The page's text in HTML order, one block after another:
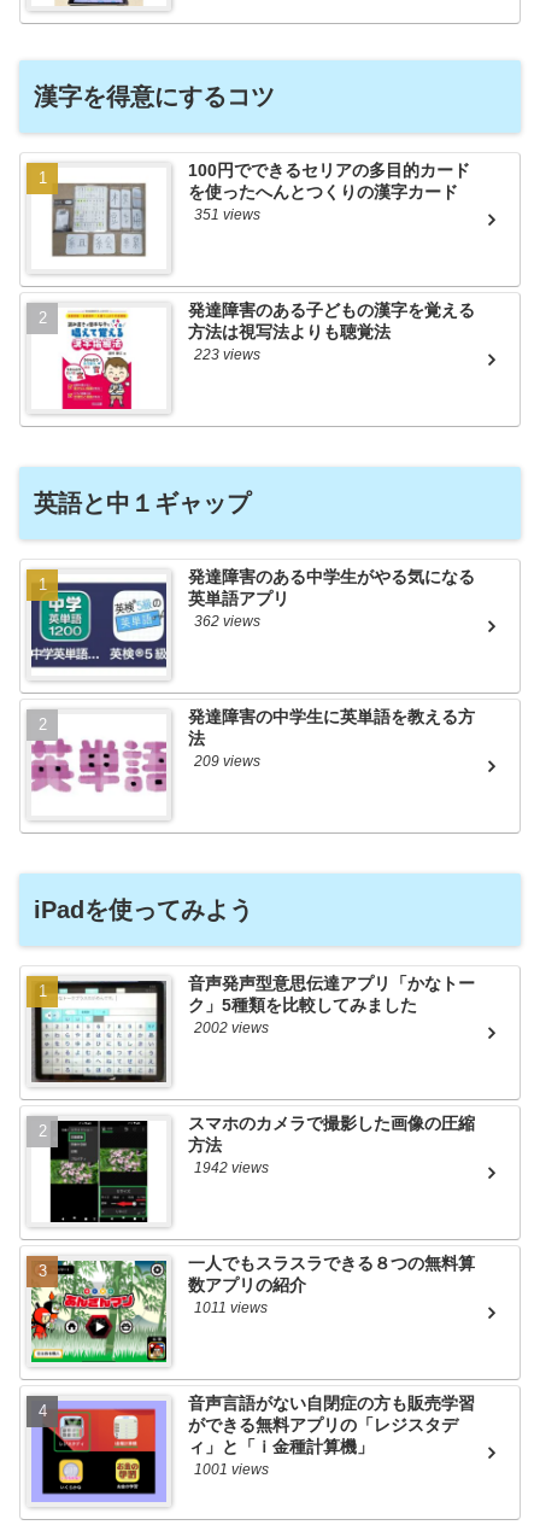
漢字を得意にするコツ
100円でできるセリアの多目的カード
を使ったへんとつくりの漢字カード
351 views
発達障害のある子どもの漢字を覚える
方法は視写法よりも聴覚法
223 views
英語と中１ギャップ
発達障害のある中学生がやる気になる
英単語アプリ
362 views
発達障害の中学生に英単語を教える方
法
209 views
iPadを使ってみよう
音声発声型意思伝達アプリ「かなトー
ク」5種類を比較してみました
2002 views
スマホのカメラで撮影した画像の圧縮
方法
1942 views
一人でもスラスラできる８つの無料算
数アプリの紹介
1011 views
音声言語がない自閉症の方も販売学習
ができる無料アプリの「レジスタデ
ィ」と「ｉ金種計算機」
1001 views